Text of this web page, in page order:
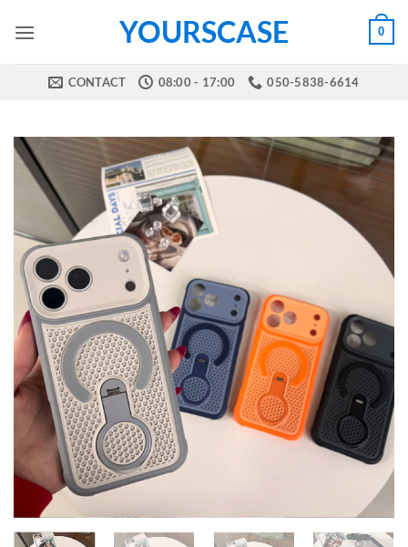
YOURSCASE 0
CONTACT 08:00 - 17:00 050-5838-6614